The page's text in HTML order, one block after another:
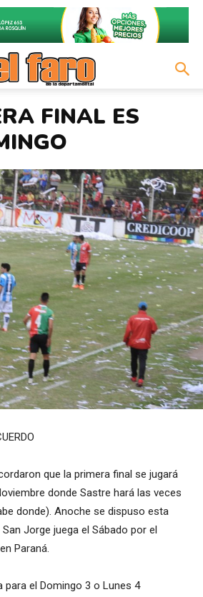
FINAL ES
que la primera final se jugará
donde Sastre hará las veces
donde). Anoche se dispuso esta
Jorge juega el Sábado por el
Paraná.
para el Domingo 3 o Lunes 4